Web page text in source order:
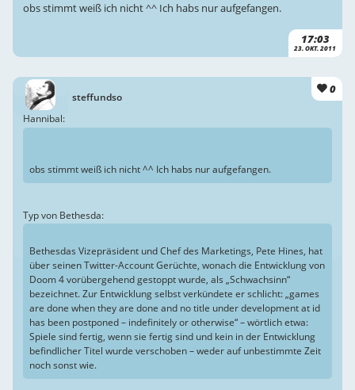
17:03
23. OKT. 2011
obs stimmt weiß ich nicht ^^ Ich habs nur aufgefangen.
steffundso
0
Hannibal:
obs stimmt weiß ich nicht ^^ Ich habs nur aufgefangen.
Typ von Bethesda:
Bethesdas Vizepräsident und Chef des Marketings, Pete Hines, hat
über seinen Twitter-Account Gerüchte, wonach die Entwicklung von
Doom 4 vorübergehend gestoppt wurde, als „Schwachsinn“
bezeichnet. Zur Entwicklung selbst verkündete er schlicht: „games
are done when they are done and no title under development at id
has been postponed – indefinitely or otherwise“ – wörtlich etwa:
Spiele sind fertig, wenn sie fertig sind und kein in der Entwicklung
befindlicher Titel wurde verschoben – weder auf unbestimmte Zeit
noch sonst wie.